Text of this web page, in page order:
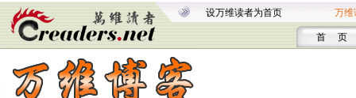
设万维读者为首页 万维
首 页